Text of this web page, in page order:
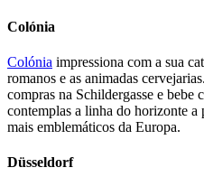
Colónia
Colónia impressiona com a sua
romanos e as animadas
compras na Schildergasse e bebe
contemplas a linha do horizonte
mais emblemáticos da Europa.
Düsseldorf